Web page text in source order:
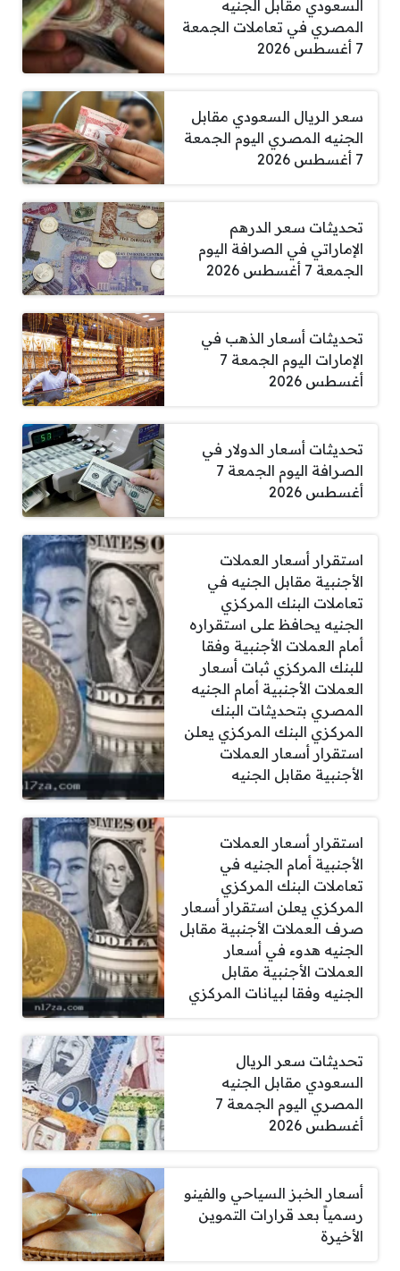
السعودي مقابل الجنيه
المصري في تعاملات الجمعة
7 أغسطس 2026
سعر الريال السعودي مقابل
الجنيه المصري اليوم الجمعة
7 أغسطس 2026
تحديثات سعر الدرهم
الإماراتي في الصرافة اليوم
الجمعة 7 أغسطس 2026
تحديثات أسعار الذهب في
الإمارات اليوم الجمعة 7
أغسطس 2026
تحديثات أسعار الدولار في
الصرافة اليوم الجمعة 7
أغسطس 2026
استقرار أسعار العملات
الأجنبية مقابل الجنيه في
تعاملات البنك المركزي
الجنيه يحافظ على استقراره
أمام العملات الأجنبية وفقا
للبنك المركزي ثبات أسعار
العملات الأجنبية أمام الجنيه
المصري بتحديثات البنك
المركزي البنك المركزي يعلن
استقرار أسعار العملات
الأجنبية مقابل الجنيه
استقرار أسعار العملات
الأجنبية أمام الجنيه في
تعاملات البنك المركزي
المركزي يعلن استقرار أسعار
صرف العملات الأجنبية مقابل
الجنيه هدوء في أسعار
العملات الأجنبية مقابل
الجنيه وفقا لبيانات المركزي
تحديثات سعر الريال
السعودي مقابل الجنيه
المصري اليوم الجمعة 7
أغسطس 2026
أسعار الخبز السياحي والفينو
رسمياً بعد قرارات التموين
الأخيرة